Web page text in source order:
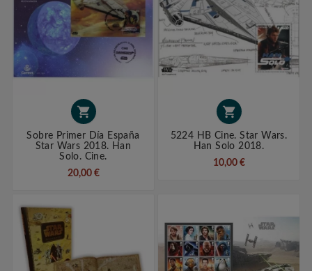

Sobre Primer Día España
Star Wars 2018. Han
Solo. Cine.
20,00 €

5224 HB Cine. Star Wars.
Han Solo 2018.
10,00 €